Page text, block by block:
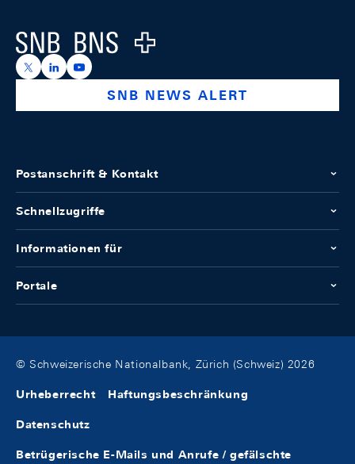
Logo
https://x.com/snb_bns
https://ch.linkedin.com/company/swiss-national-
https://www.youtube.com/@swissnationalbank
SNB NEWS ALERT
Postanschrift & Kontakt
Schnellzugriffe
Informationen für
Portale
© Schweizerische Nationalbank, Zürich (Schweiz) 2026
Urheberrecht Haftungsbeschränkung
Datenschutz
Betrügerische E-Mails und Anrufe / gefälschte